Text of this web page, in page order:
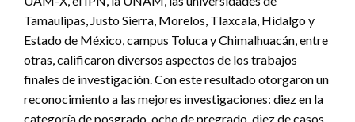
Tamaulipas, Justo Sierra, Morelos, Tlaxcala, Hidalgo y
Estado de México, campus Toluca y Chimalhuacán, entre
otras, calificaron diversos aspectos de los trabajos
finales de investigación. Con este resultado otorgaron un
reconocimiento a las mejores investigaciones: diez en la
categoría de posgrado, ocho de pregrado, diez de casos